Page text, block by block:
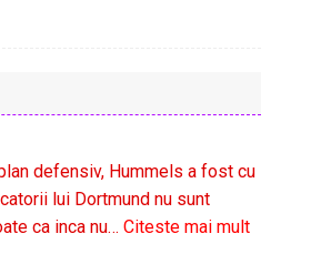
defensiv, Hummels a fost cu
lui Dortmund nu sunt
ca inca nu…Citeste mai mult